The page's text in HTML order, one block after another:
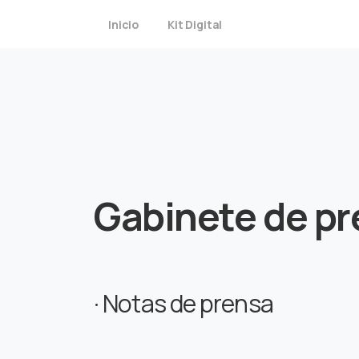
Inicio Kit Digital
Gabinetede
· Notas de prensa